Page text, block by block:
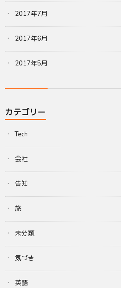
2017年7月
2017年6月
2017年5月
カテゴリー
Tech
会社
告知
旅
未分類
気づき
英語